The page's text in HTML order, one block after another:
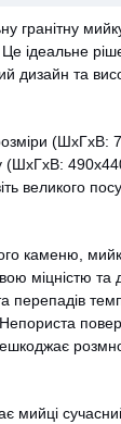
гранітну
ідеальне
дизайн та
(ШхГхВ:
(ШхГхВ:
великого
каменю,
міцністю та
перепадів
Непориста
мийці